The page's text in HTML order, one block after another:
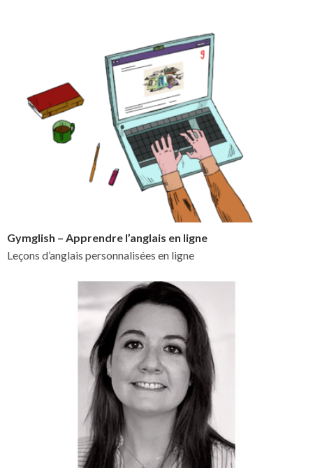
Gymglish – Apprendre l’anglais en ligne
Leçons d’anglais personnalisées en ligne